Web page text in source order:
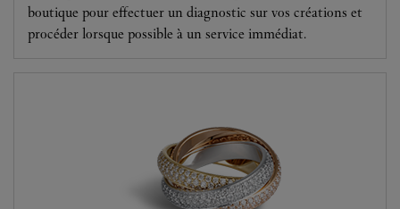
boutique pour effectuer un diagnostic sur vos créations et
procéder lorsque possible à un service immédiat.